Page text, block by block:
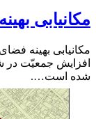
بهینه
بهینه فضای
جمعیّت در
است….